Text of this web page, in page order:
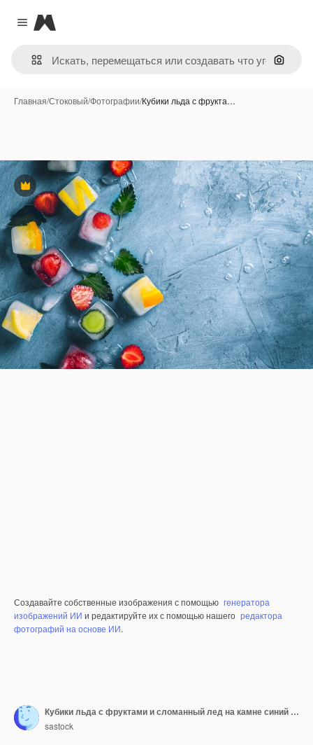
Close menu
Magnific
Поиск
Главная/Стоковый/Фотографии/Кубики льда с фрукта…
Премиум
Создавайте собственные изображения с помощью генератора
изображений ИИ и редактируйте их с помощью нашего редактора
фотографий на основе ИИ.
Кубики льда с фруктами и сломанный лед на камне синий фон с листьями мяты и свежих фруктов. Мята, клубника, вишня, лимон, апельсин. Плоская планировка, вид сверху
sastock